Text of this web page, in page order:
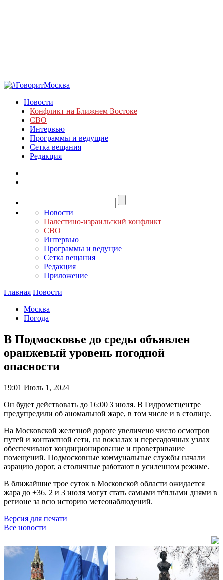
Новости
Конфликт на Ближнем Востоке
СВО
Интервью
Программы и ведущие
Сетка вещания
Редакция
Новости
Палестино-израильский конфликт
СВО
Интервью
Программы и ведущие
Сетка вещания
Редакция
Приложение
Главная Новости
Москва
Погода
В Подмосковье до среды объявлен
оранжевый уровень погодной
опасности
19:01 Июль 1, 2024
Он будет действовать до 16:00 3 июля. В Гидрометцентре
предупредили об аномальной жаре, в том числе и в столице.
На Московской железной дороге увеличено число осмотров
путей и контактной сети, на вокзалах и пересадочных узлах
обеспечивают кондиционирование и проветривание
помещений. Подмосковные коммунальные службы начали
аэрацию дорог, а столичные работают в усиленном режиме.
В ближайшие трое суток в Московской области ожидается
жара до +36. 2 и 3 июля могут стать самыми тёплыми днями в
регионе за всю историю метеонаблюдений.
Версия для печати
Все новости